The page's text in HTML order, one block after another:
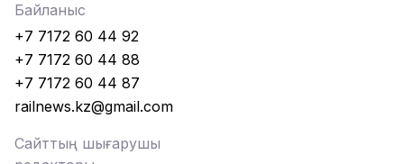
Байланыс
+7 7172 60 44 92
+7 7172 60 44 88
+7 7172 60 44 87
railnews.kz@gmail.com
Сайттың шығарушы